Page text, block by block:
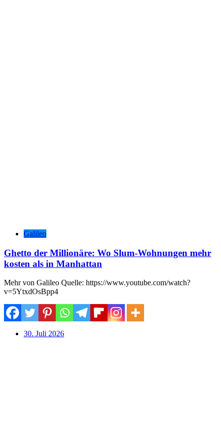
Galileo
Ghetto der Millionäre: Wo Slum-Wohnungen mehr
kosten als in Manhattan
Mehr von Galileo Quelle: https://www.youtube.com/watch?
v=5YtxdOsBpp4
30. Juli 2026